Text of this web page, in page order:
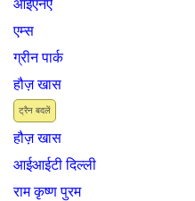
आईएनऐ
एम्स
ग्रीन पार्क
ट्रैन बदलें
हौज़ खास
हौज़ खास
आईआईटी दिल्ली
राम कृष्ण पुरम